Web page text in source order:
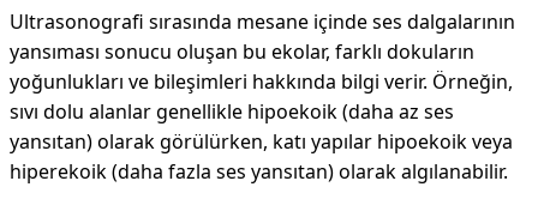
Ultrasonografi sırasında mesane içinde ses dalgalarının
yansıması sonucu oluşan bu ekolar, farklı dokuların
yoğunlukları ve bileşimleri hakkında bilgi verir. Örneğin,
sıvı dolu alanlar genellikle hipoekoik (daha az ses
yansıtan) olarak görülürken, katı yapılar hipoekoik veya
hiperekoik (daha fazla ses yansıtan) olarak algılanabilir.